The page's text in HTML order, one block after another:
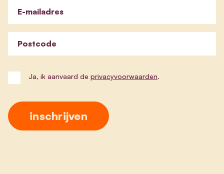
E-mailadres
Postcode
Ja, ik aanvaard de privacyvoorwaarden.